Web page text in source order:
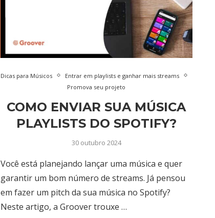
Dicas para Músicos
Entrar em playlists e ganhar mais streams
Promova seu projeto
COMO ENVIAR SUA MÚSICA
PLAYLISTS DO SPOTIFY?
30 outubro 2024
Você está planejando lançar uma música e quer
garantir um bom número de streams. Já pensou
em fazer um pitch da sua música no Spotify?
Neste artigo, a Groover trouxe …